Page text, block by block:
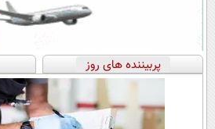
پربیننده های روز